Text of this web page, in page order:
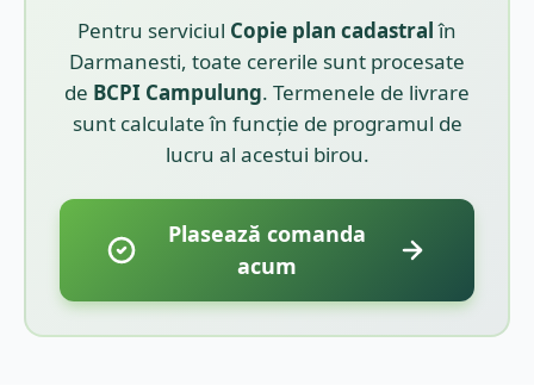
Pentru serviciul Copie plan cadastralîn
Darmanesti, toate cererile sunt procesate
de BCPI Campulung. Termenele de livrare
sunt calculate în funcție de programul de
lucru al acestui birou.
Plasează comanda
acum